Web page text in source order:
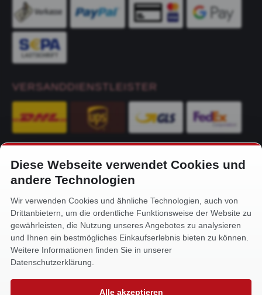
VERSANDDIENSTLEISTER
KONTAKT
Alfa-Service Hurtienne GmbH
Siemensstr. 32
59199 Bönen
+49 (0) 2383 93640
info@alfa-service.com
Whatsapp (no voice calls):
Diese Webseite verwendet Cookies und
andere Technologien
Wir verwenden Cookies und ähnliche Technologien, auch von
Drittanbietern, um die ordentliche Funktionsweise der Website zu
gewährleisten, die Nutzung unseres Angebotes zu analysieren
und Ihnen ein bestmögliches Einkaufserlebnis bieten zu können.
Weitere Informationen finden Sie in unserer
Datenschutzerklärung.
Alle akzeptieren